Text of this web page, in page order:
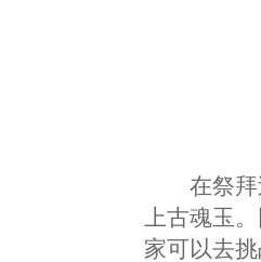
在祭拜过
上古魂玉
家可以去